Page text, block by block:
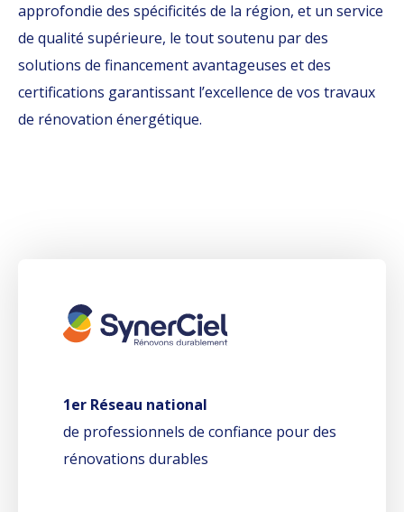
approfondie des spécificités de la région, et un service
de qualité supérieure, le tout soutenu par des
solutions de financement avantageuses et des
certifications garantissant l’excellence de vos travaux
de rénovation énergétique.
1er Réseau national
de professionnels de confiance pour des
rénovations durables